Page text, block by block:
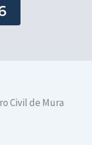
Civil de Mura